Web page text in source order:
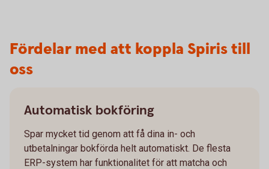
Fördelar med att koppla Spiris till
oss
Automatisk bokföring
Spar mycket tid genom att få dina in- och
utbetalningar bokförda helt automatiskt. De flesta
ERP-system har funktionalitet för att matcha och